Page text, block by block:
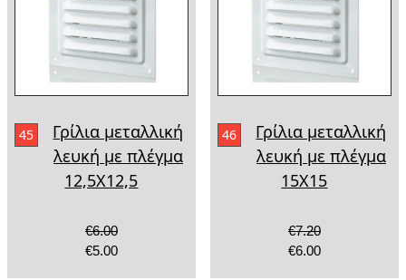
45
Γρίλια μεταλλική
λευκή με πλέγμα
12,5Χ12,5
€6.00
€5.00
46
Γρίλια μεταλλική
λευκή με πλέγμα
15Χ15
€7.20
€6.00